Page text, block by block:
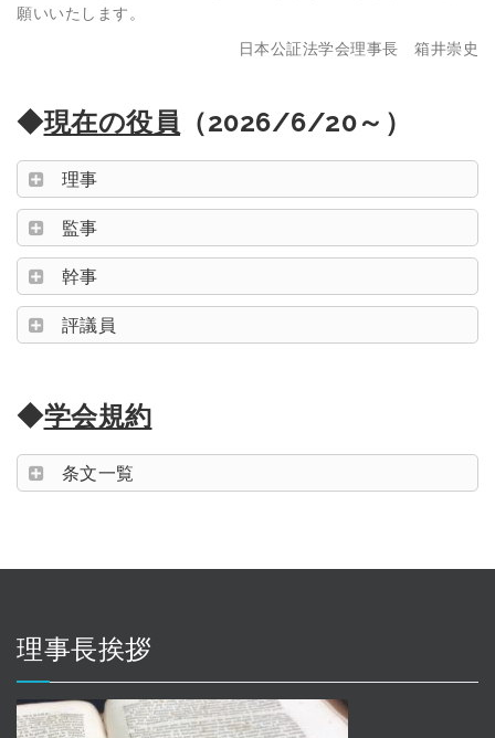
願いいたします。
日本公証法学会理事長 箱井崇史
◆現在の役員 （2026/6/20～）
理事
監事
幹事
評議員
◆学会規約
条文一覧
理事長挨拶